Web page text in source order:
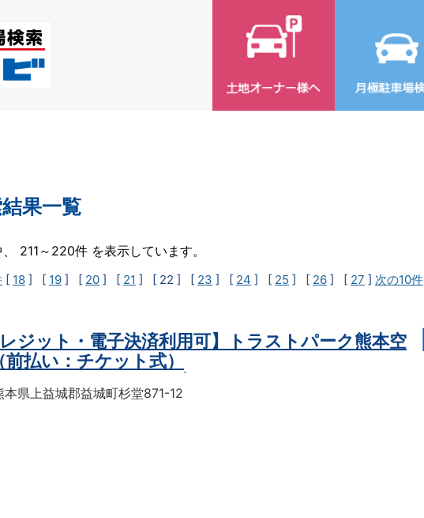
果一覧
211～220件 を表示しています。
[ 18 ] [ 19 ] [ 20 ] [ 21 ] [ 22 ] [ 23 ] [ 24 ] [ 25 ] [ 26 ] [ 27 ] 次の10件
レジット・電子決済利用可】トラストパーク熊本空
前払い：チケット式）
本県上益城郡益城町杉堂871-12